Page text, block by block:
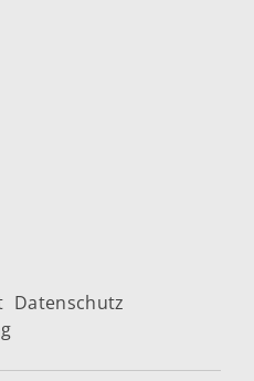
Datenschutz